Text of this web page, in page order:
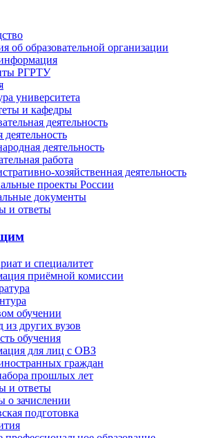
об образовательной организации
РГРТУ
университета
и кафедры
деятельность
деятельность
деятельность
работа
хозяйственная деятельность
проекты России
документы
и ответы
и специалитет
приёмной комиссии
обучении
из других вузов
обучения
для лиц с ОВЗ
граждан
прошлых лет
и ответы
о зачислении
подготовка